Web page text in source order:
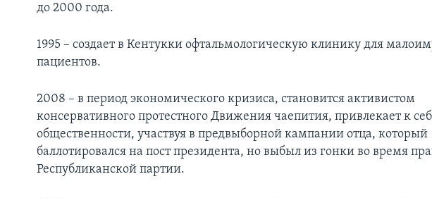
до 2000 года.
1995 – создает в Кентукки офтальмологическую клинику для
пациентов.
2008 – в период экономического кризиса, становится активистом
консервативного протестного Движения чаепития, привлекает к
общественности, участвуя в предвыборной кампании отца, который
баллотировался на пост президента, но выбыл из гонки во время
Республиканской партии.